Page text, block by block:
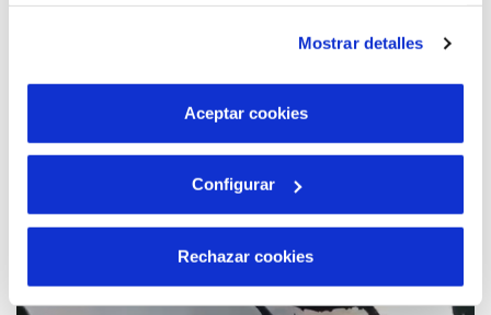
son indispensables para que el sitio web funcione y que
por tanto no se pueden desactivar. Puedes consultar
más información en nuestraPolítica de Cookies
Mostrar detalles
Aceptar cookies
Configurar
Rechazar cookies
Cetaqua aterriza en Comunitat Valenciana
con una delegación en colaboración con